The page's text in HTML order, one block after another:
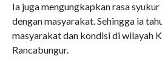
Ia juga mengungkapkan rasa
dengan masyarakat. Sehingga ia
masyarakat dan kondisi di wilayah
Rancabungur.